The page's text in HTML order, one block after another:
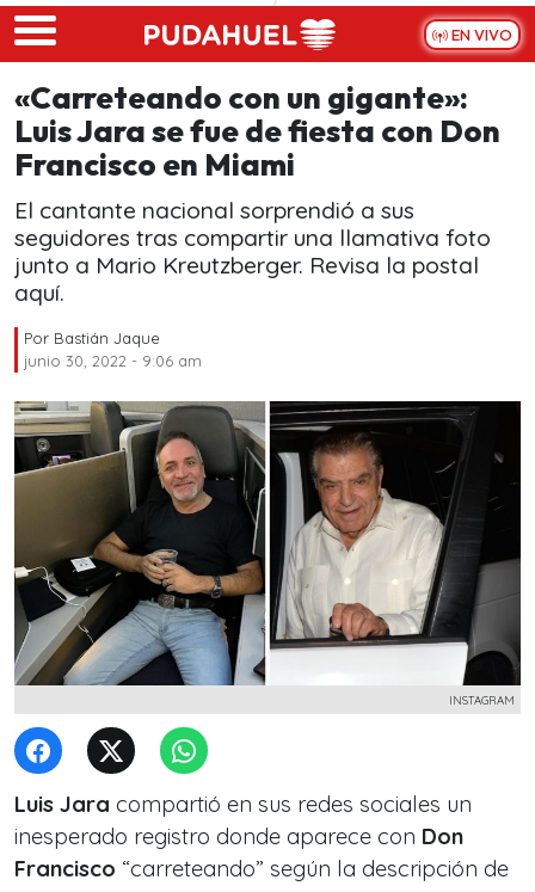
Skip to main content
EN VIVO
«Carreteando con un gigante»:
Luis Jara se fue de fiesta con Don
Francisco en Miami
El cantante nacional sorprendió a sus
seguidores tras compartir una llamativa foto
junto a Mario Kreutzberger. Revisa la postal
aquí.
Por Bastián Jaque
junio 30, 2022 - 9:06 am
INSTAGRAM
Luis Jara compartió en sus redes sociales un
inesperado registro donde aparece con Don
Francisco “carreteando” según la descripción de